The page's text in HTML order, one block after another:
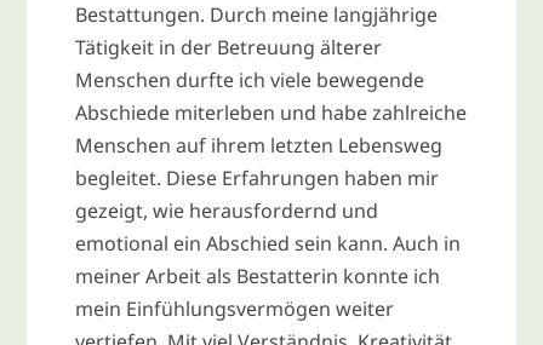
Bestattungen. Durch meine langjährige
Tätigkeit in der Betreuung älterer
Menschen durfte ich viele bewegende
Abschiede miterleben und habe zahlreiche
Menschen auf ihrem letzten Lebensweg
begleitet. Diese Erfahrungen haben mir
gezeigt, wie herausfordernd und
emotional ein Abschied sein kann. Auch in
meiner Arbeit als Bestatterin konnte ich
mein Einfühlungsvermögen weiter